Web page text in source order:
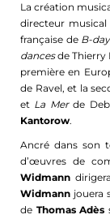
La création
directeur musical
française de B-day
dancesde Thierry
première en
de Ravel, et la
et La Merde
Kantorow.
Ancré dans son
d’œuvres de
Widmann
Widmann jouera
de Thomas Adès